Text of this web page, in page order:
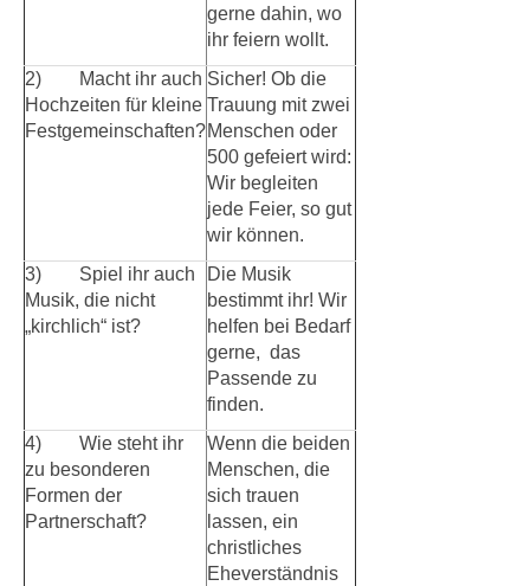
gerne dahin, wo
ihr feiern wollt.
2) Macht ihr auch
Hochzeiten für kleine
Festgemeinschaften?
Sicher! Ob die
Trauung mit zwei
Menschen oder
500 gefeiert wird:
Wir begleiten
jede Feier, so gut
wir können.
3) Spiel ihr auch
Musik, die nicht
„kirchlich“ ist?
Die Musik
bestimmt ihr! Wir
helfen bei Bedarf
gerne, das
Passende zu
finden.
4) Wie steht ihr
zu besonderen
Formen der
Partnerschaft?
Wenn die beiden
Menschen, die
sich trauen
lassen, ein
christliches
Eheverständnis